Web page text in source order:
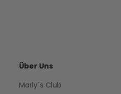
Über Uns
Marly´s Club